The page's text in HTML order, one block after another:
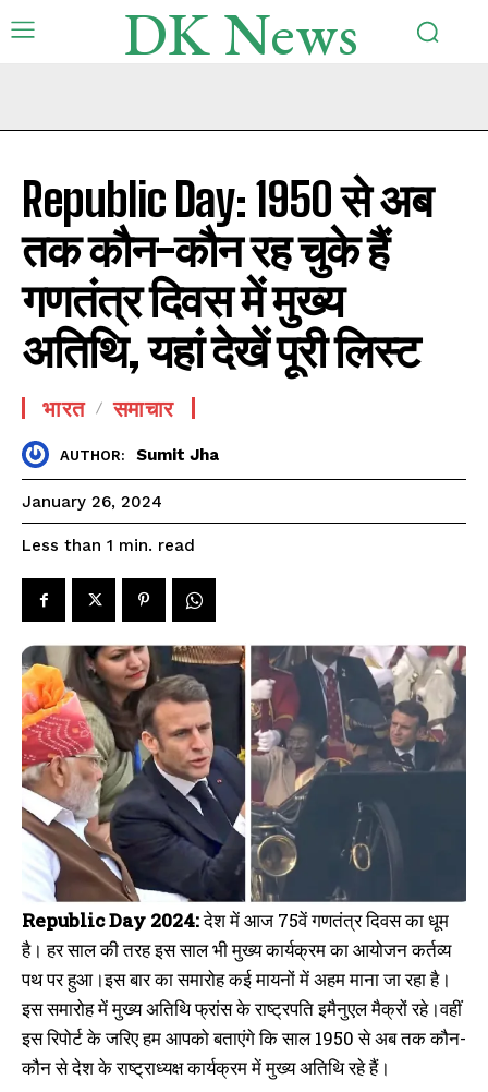
DK News
Republic Day: 1950 से अब
तक कौन-कौन रह चुके हैं
गणतंत्र दिवस में मुख्य
अतिथि, यहां देखें पूरी लिस्ट
भारत समाचार
AUTHOR: Sumit Jha
January 26, 2024
Less than 1 min. read
Republic Day 2024:देश में आज 75वें गणतंत्र दिवस का धूम
है। हर साल की तरह इस साल भी मुख्य कार्यक्रम का आयोजन कर्तव्य
पथ पर हुआ।इस बार का समारोह कई मायनों में अहम माना जा रहा है।
इस समारोह में मुख्य अतिथि फ्रांस के राष्ट्रपति इमैनुएल मैक्रों रहे।वहीं
इस रिपोर्ट के जरिए हम आपको बताएंगे कि साल 1950 से अब तक कौन-
कौन से देश के राष्ट्राध्यक्ष कार्यक्रम में मुख्य अतिथि रहे हैं।